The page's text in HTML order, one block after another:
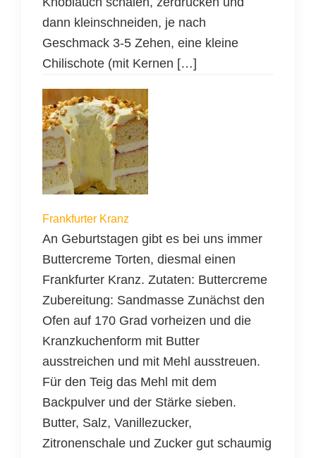
dann kleinschneiden, je nach
Geschmack 3-5 Zehen, eine kleine
Chilischote (mit Kernen […]
Frankfurter Kranz
An Geburtstagen gibt es bei uns immer
Buttercreme Torten, diesmal einen
Frankfurter Kranz. Zutaten: Buttercreme
Zubereitung: Sandmasse Zunächst den
Ofen auf 170 Grad vorheizen und die
Kranzkuchenform mit Butter
ausstreichen und mit Mehl ausstreuen.
Für den Teig das Mehl mit dem
Backpulver und der Stärke sieben.
Butter, Salz, Vanillezucker,
Zitronenschale und Zucker gut schaumig